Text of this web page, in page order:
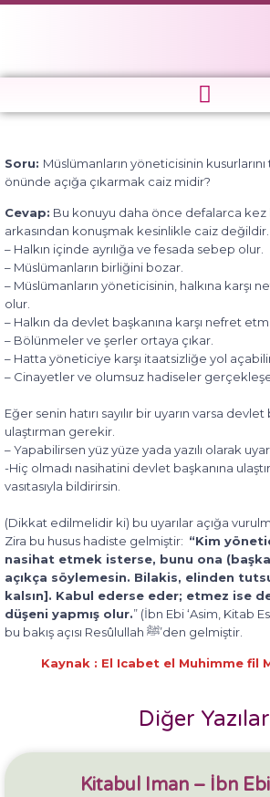
Soru: Müslümanların yöneticisinin
önünde açığa çıkarmak caiz midir?
Cevap: Bu konuyu daha önce defalarca
arkasından konuşmak kesinlikle caiz
– Halkın içinde ayrılığa ve fesada sebep olur.
– Müslümanların birliğini bozar.
– Müslümanların yöneticisinin, halkına karşı
olur.
– Halkın da devlet başkanına karşı nefret
– Bölünmeler ve şerler ortaya çıkar.
– Hatta yöneticiye karşı itaatsizliğe yol
– Cinayetler ve olumsuz hadiseler
Eğer senin hatırı sayılır bir uyarın varsa
ulaştırman gerekir.
– Yapabilirsen yüz yüze yada yazılı olarak
-Hiç olmadı nasihatini devlet başkanına
vasıtasıyla bildirirsin.
(Dikkat edilmelidir ki) bu uyarılar açığa
Zira bu husus hadiste gelmiştir: “Kim
nasihat etmek isterse, bunu ona
açıkça söylemesin. Bilakis, elinden
kalsın]. Kabul ederse eder; etmez ise
düşeni yapmış olur.” (İbn Ebi ‘Asim, Kitab
bu bakış açısı Resûlullah ﷺ’den gelmiştir.
Kaynak : El Icabet el Muhimme fil
Diğer Yazılar
Kitabul Iman – İbn